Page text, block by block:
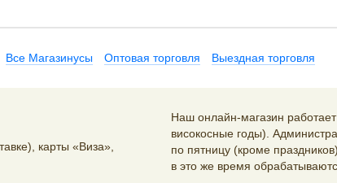
Все Магазинусы Оптовая торговля Выездная торговля
карты «Виза»,
Наш онлайн-магазин
високосные годы).
по пятницу (кроме
в это же время